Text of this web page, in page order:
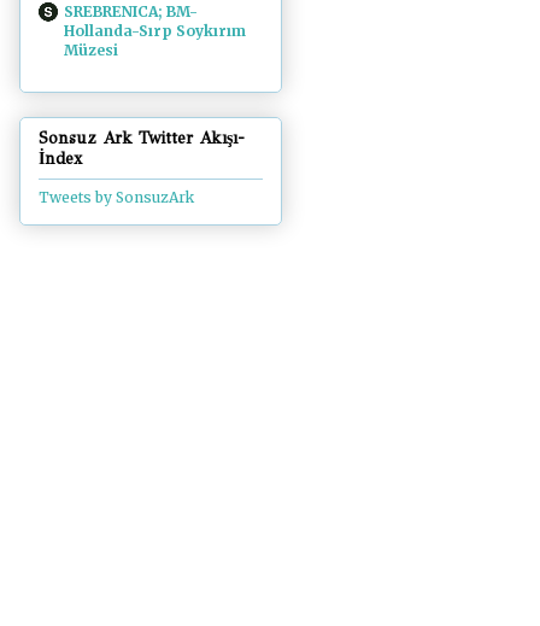
SREBRENICA; BM-
Hollanda-Sırp Soykırım
Müzesi
Sonsuz Ark Twitter Akışı-
İndex
Tweets by SonsuzArk